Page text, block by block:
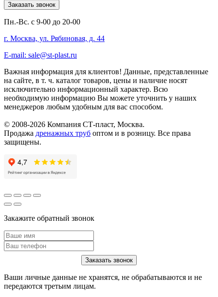
Заказать звонок
Пн.-Вс. с 9-00 до 20-00
г. Москва, ул. Рябиновая, д. 44
E-mail: sale@st-plast.ru
Важная информация для клиентов! Данные, представленные
на сайте, в т. ч. каталог товаров, цены и наличие носят
исключительно информационный характер. Всю
необходимую информацию Вы можете уточнить у наших
менеджеров любым удобным для вас способом.
© 2008-2026 Компания СТ-пласт, Москва.
Продажа дренажных труб оптом и в розницу. Все права
защищены.
Закажите обратный звонок
Ваши личные данные не хранятся, не обрабатываются и не
передаются третьим лицам.